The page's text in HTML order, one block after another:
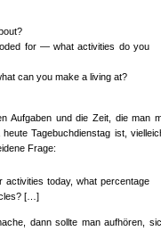
for — what activities do you
can you make a living at?
Aufgaben und die Zeit, die man
Tagebuchdienstag ist,
Frage:
today, what percentage
[…]
dann sollte man aufhören,